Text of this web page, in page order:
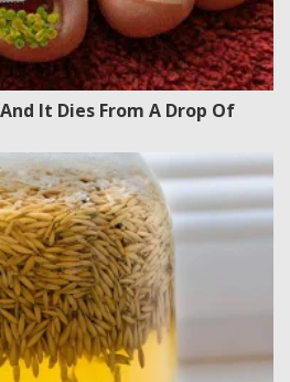
It Dies From A Drop Of